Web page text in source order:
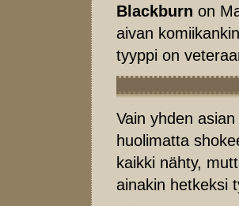
Blackburn on
aivan
tyyppi on
Vain yhden
huolimatta
kaikki nähty,
ainakin hetkeksi